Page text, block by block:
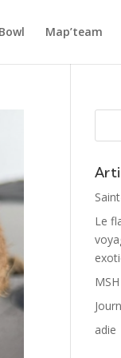
Map’team
Le
MSH
adie